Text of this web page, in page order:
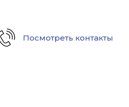
Посмотреть контакты